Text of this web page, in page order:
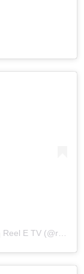
Η δημοσίευση κοινοποιήθηκε από το χρήστη Reel E TV (@reeletv)